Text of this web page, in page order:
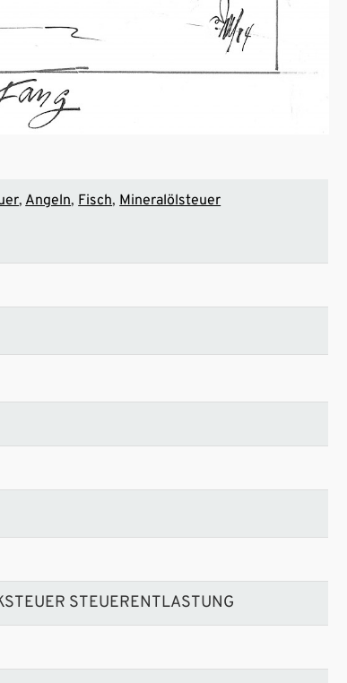
Angeln Fisch Mineralölsteuer
STEUERENTLASTUNG